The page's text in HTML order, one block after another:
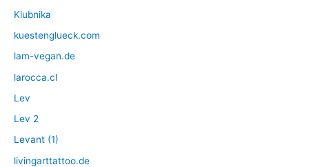
Klubnika
kuestenglueck.com
lam-vegan.de
larocca.cl
Lev
Lev 2
Levant (1)
livingarttattoo.de